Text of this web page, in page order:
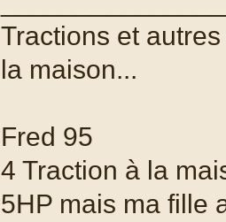
Tractions et
la maison...
Fred 95
4 Traction à la
5HP mais ma fille